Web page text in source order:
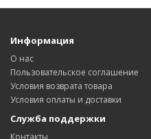
Информация
О нас
Пользовательское соглашение
Условия возврата товара
Условия оплаты и доставки
Служба поддержки
Контакты